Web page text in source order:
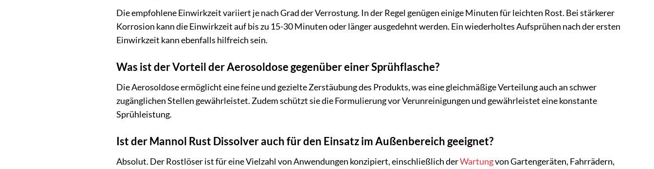
Die empfohlene Einwirkzeit variiert je nach Grad der Verrostung. In der Regel genügen einige Minuten für leichten Rost. Bei stärkerer
Korrosion kann die Einwirkzeit auf bis zu 15-30 Minuten oder länger ausgedehnt werden. Ein wiederholtes Aufsprühen nach der ersten
Einwirkzeit kann ebenfalls hilfreich sein.
Was ist der Vorteil der Aerosoldose gegenüber einer Sprühflasche?
Die Aerosoldose ermöglicht eine feine und gezielte Zerstäubung des Produkts, was eine gleichmäßige Verteilung auch an schwer
zugänglichen Stellen gewährleistet. Zudem schützt sie die Formulierung vor Verunreinigungen und gewährleistet eine konstante
Sprühleistung.
Ist der Mannol Rust Dissolver auch für den Einsatz im Außenbereich geeignet?
Absolut. Der Rostlöser ist für eine Vielzahl von Anwendungen konzipiert, einschließlich derWartungvon Gartengeräten, Fahrrädern,